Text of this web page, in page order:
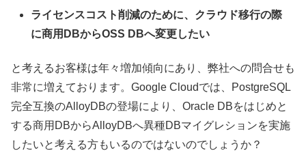
ライセンスコスト削減のために、クラウド移行の際
に商用DBからOSS DBへ変更したい
と考えるお客様は年々増加傾向にあり、弊社への問合せも
非常に増えております。Google Cloudでは、PostgreSQL
完全互換のAlloyDBの登場により、Oracle DBをはじめと
する商用DBからAlloyDBへ異種DBマイグレションを実施
したいと考える方もいるのではないのでしょうか？